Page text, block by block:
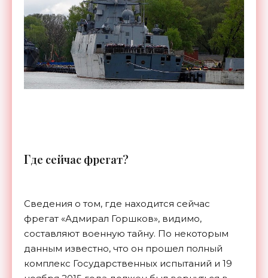
Где сейчас фрегат?
Сведения о том, где находится сейчас
фрегат «Адмирал Горшков», видимо,
составляют военную тайну. По некоторым
данным известно, что он прошел полный
комплекс Государственных испытаний и 19